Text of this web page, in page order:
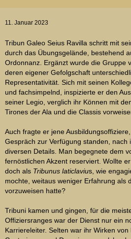
11. Januar 2023
Tribun Galeo Seius Ravilla schritt mit
durch das Übungsgelände, bestehend
Ordonnanz. Ergänzt wurde die Gruppe
deren eigener Gefolgschaft
Representativität. Sich mit seinen
und fachsimpelnd, inspizierte er den
seiner Legio, verglich ihr Können mit
Tirones der Ala und die Classis
Auch fragte er jene
Gespräch zur Verfügung standen, nach
diversen Details. Man begegnete dem
fernöstlichen Akzent reserviert. Wollte
doch als Tribunus laticlavius, wie
mochte, weitaus weniger Erfahrung als
vorzuweisen hatte?
Tribuni kamen und gingen, für die
Offiziersranges war der Dienst nur ein
Karriereleiter. Selten war ihr Wirken